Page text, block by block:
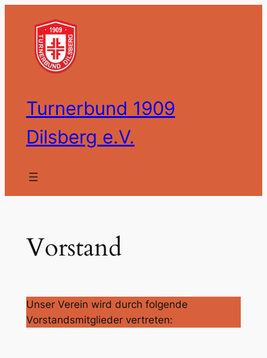
springen
Turnerbund 1909
Dilsberg e.V.
Vorstand
Unser Verein wird durch folgende
Vorstandsmitglieder vertreten: